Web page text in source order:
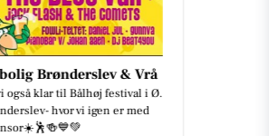
Brønderslev & Vrå
også klar til Bålhøj festival i Ø.
hvor vi igen er med